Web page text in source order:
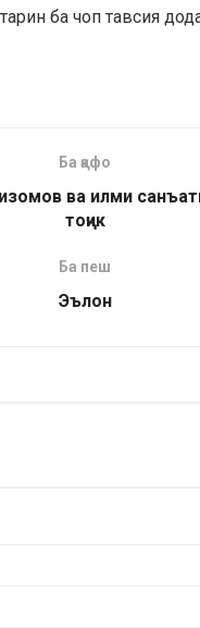
ба чоп тавсия
Ба қафо
ва илми
тоҷик
Ба пеш
Эълон